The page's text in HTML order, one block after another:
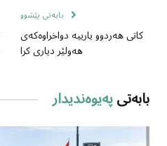
بابەتی پێشوو
کاتی هەردوو یارییە دواخراوەکەی
هەولێر دیاری کرا
بابەتیپەیوەندیدار